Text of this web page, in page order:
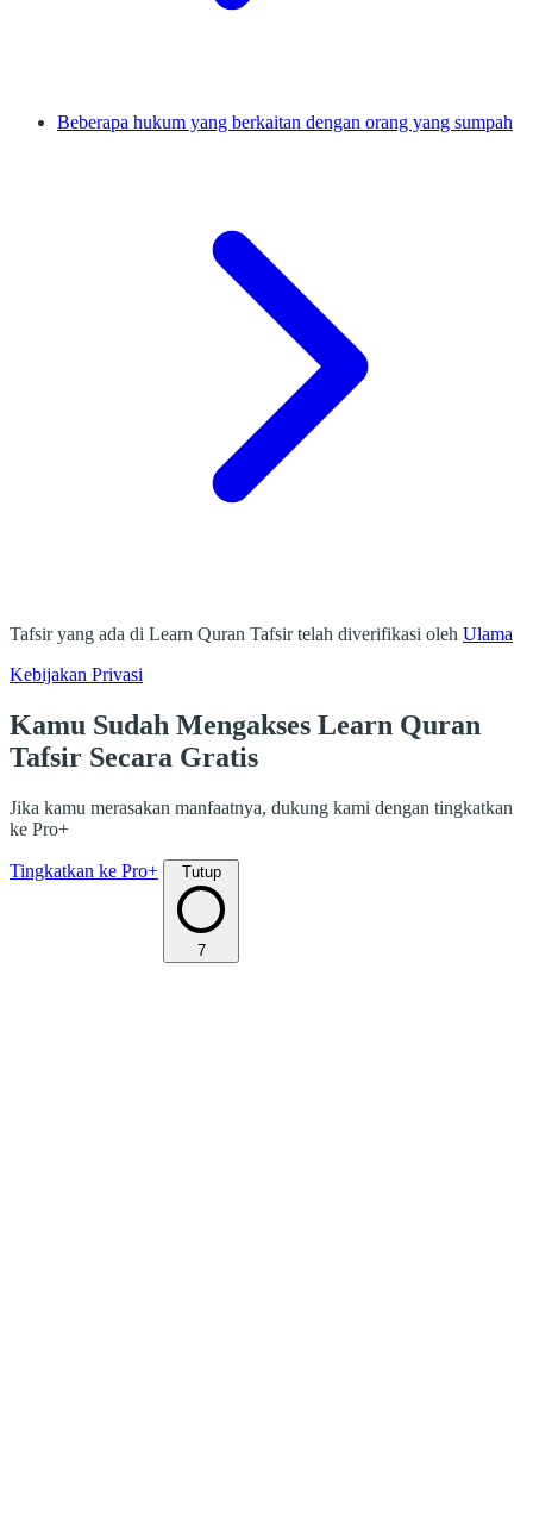
Beberapa hukum yang berkaitan dengan orang yang sumpah
Tafsir yang ada di Learn Quran Tafsir telah diverifikasi oleh Ulama
Kebijakan Privasi
Kamu Sudah Mengakses Learn Quran
Tafsir Secara Gratis
Jika kamu merasakan manfaatnya, dukung kami dengan tingkatkan
ke Pro+
Tingkatkan ke Pro+ Tutup
7